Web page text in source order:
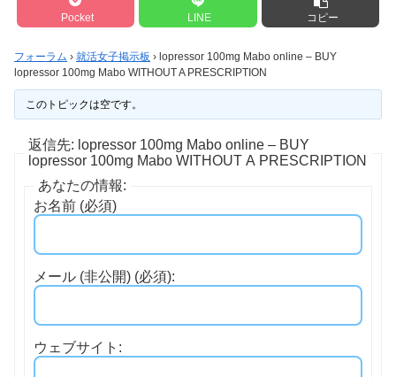
Pocket LINE コピー
フォーラム › 就活女子掲示板 › lopressor 100mg Mabo online – BUY
lopressor 100mg Mabo WITHOUT A PRESCRIPTION
このトピックは空です。
返信先: lopressor 100mg Mabo online – BUY
lopressor 100mg Mabo WITHOUT A PRESCRIPTION
あなたの情報:
お名前 (必須)
メール (非公開) (必須):
ウェブサイト: